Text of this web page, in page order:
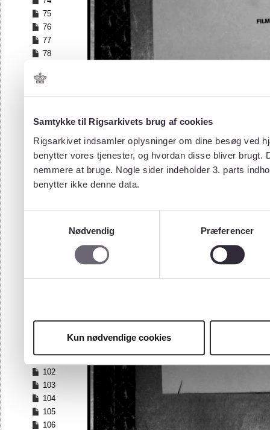
Samtykke til Rigsarkivets brug af cookies
Rigsarkivet indsamler oplysninger om dine besøg ved
benytter vores tjenester, og hvordan disse bliver
nemmere at bruge. Nogle sider indeholder 3. parts
benytter ikke denne data.
Nødvendig
Præferencer
Kun nødvendige cookies
75
76
77
78
80
83
85
86
87
88
90
95
98
101
102
103
104
105
106